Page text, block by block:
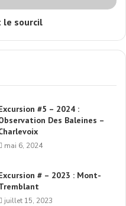
le sourcil
#5 – 2024 :
Des Baleines –
mai 6, 2024
# – 2023 : Mont-
juillet 15, 2023